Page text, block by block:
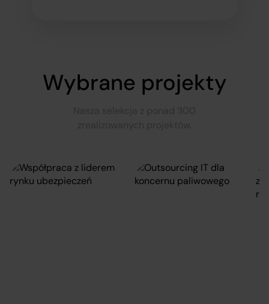
Wybrane projekty